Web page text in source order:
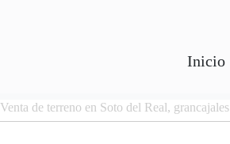
Inicio
Venta de terreno en Soto del Real, grancajales